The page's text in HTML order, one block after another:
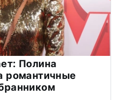
Полина
романтичные